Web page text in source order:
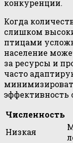
конкуренции.
Когда
слишком
птицами
население
за ресурсы и
часто
эффективность
Численность
Низкая